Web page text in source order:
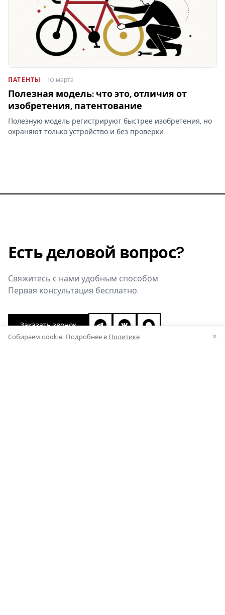
ПАТЕНТЫ · 10 марта
Полезная модель: что это, отличия от
изобретения, патентование
Полезную модель регистрируют быстрее изобретения, но
охраняют только устройство и без проверки
Есть деловой вопрос?
Свяжитесь с нами удобным способом.
Первая консультация бесплатно.
Заказать звонок
×
Собираем cookie. Подробнее в Политике.